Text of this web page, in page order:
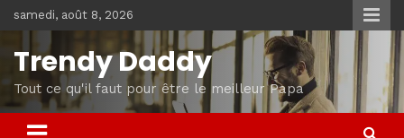
to
content
samedi, août 8, 2026
Trendy Daddy
Tout ce qu'il faut pour être le meilleur Papa